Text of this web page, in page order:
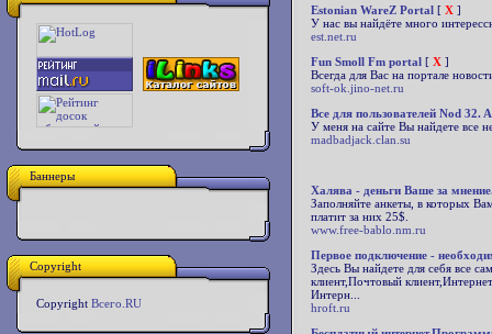
Баннеры
Copyright
Copyright Всего.RU
Estonian WareZ Portal [ X ]
У нас вы найдёте много
est.net.ru
Fun Smoll Fm portal [ X ]
Всегда для Вас на портале
soft-ok.jino-net.ru
Все для пользователей Nod 32.
У меня на сайте Вы найдете все
madbadjack.clan.su
Халява - деньги Ваше за
Заполняйте анкеты, в которых
платит за них 25$.
www.free-bablo.nm.ru
Первое подключение -
Здесь Вы найдете для себя все
клиент,Почтовый
Интерн...
hroft.ru